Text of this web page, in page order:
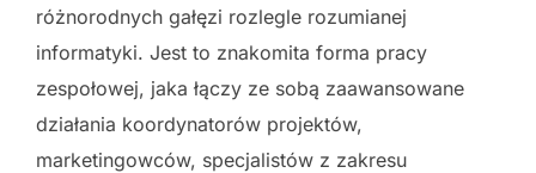
różnorodnych gałęzi rozlegle rozumianej
informatyki. Jest to znakomita forma pracy
zespołowej, jaka łączy ze sobą zaawansowane
działania koordynatorów projektów,
marketingowców, specjalistów z zakresu